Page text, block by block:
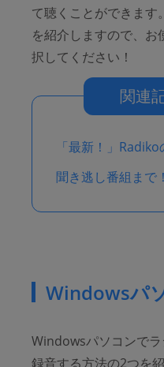
て聴くことができま
を紹介しますので、
択してください！
関連
「最新！」
聞き逃し番組まで
Windowsパ
Windowsパソコンで
録音する方法の2つを紹